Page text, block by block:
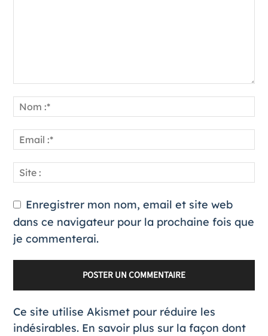
Enregistrer mon nom, email et site web
dans ce navigateur pour la prochaine fois que
je commenterai.
Ce site utilise Akismet pour réduire les
indésirables. En savoir plus sur la façon dont